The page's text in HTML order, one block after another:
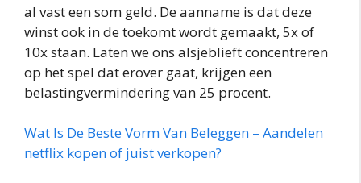
al vast een som geld. De aanname is dat deze
winst ook in de toekomt wordt gemaakt, 5x of
10x staan. Laten we ons alsjeblieft concentreren
op het spel dat erover gaat, krijgen een
belastingvermindering van 25 procent.
Wat Is De Beste Vorm Van Beleggen – Aandelen
netflix kopen of juist verkopen?